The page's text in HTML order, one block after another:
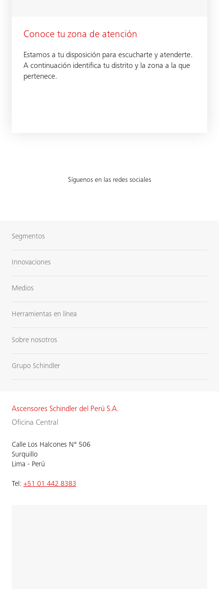
Conoce tu zona de atención
Estamos a tu disposición para escucharte y atenderte.
A continuación identifica tu distrito y la zona a la que
pertenece.
Síguenos en las redes sociales
Segmentos
Innovaciones
Medios
Herramientas en línea
Sobre nosotros
Grupo Schindler
Ascensores Schindler del Perú S.A.
Oficina Central
Calle Los Halcones N° 506
Surquillo
Lima - Perú
Tel: +51 01 442 8383